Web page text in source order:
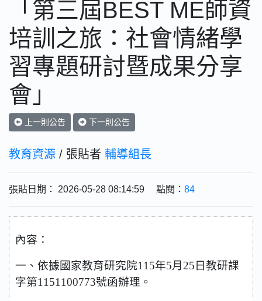
「第三屆BEST ME師資
培訓之旅：社會情緒學
習專題研討暨成果分享
會」
上一則公告 下一則公告
教育資源 / 張貼者 輔導組長
張貼日期： 2026-05-28 08:14:59 點閱： 84
內容：
一、依據國家教育研究院115年5月 25 日教研課
字第1151100773號函辦理。